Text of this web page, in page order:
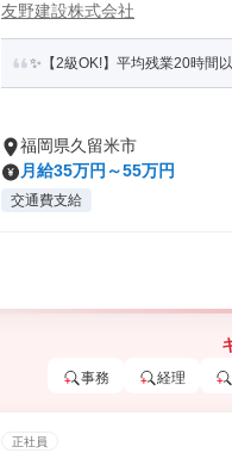
友野建設株式会社
✨【2級OK!】平均残業20時間
福岡県久留米市
月給35万円～55万円
交通費支給
事務 経理
正社員